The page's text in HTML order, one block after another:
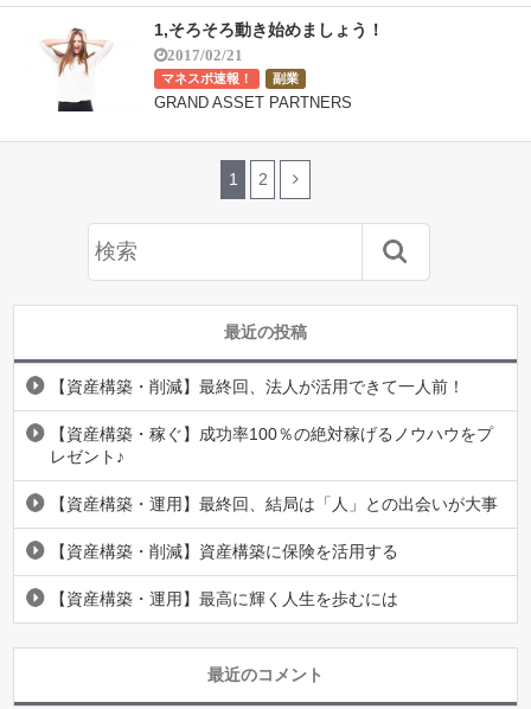
1,そろそろ動き始めましょう！
2017/02/21
マネスポ速報！ 副業
GRAND ASSET PARTNERS
1 2
最近の投稿
【資産構築・削減】最終回、法人が活用できて一人前！
【資産構築・稼ぐ】成功率100％の絶対稼げるノウハウをプ
レゼント♪
【資産構築・運用】最終回、結局は「人」との出会いが大事
【資産構築・削減】資産構築に保険を活用する
【資産構築・運用】最高に輝く人生を歩むには
最近のコメント